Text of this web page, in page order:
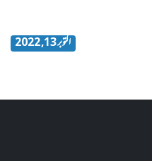
اکتوبر 13, 2022